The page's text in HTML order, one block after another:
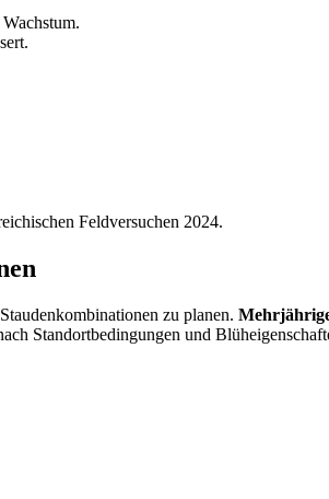
Feldversuchen 2024.
zu planen.
Standortbedingungen und